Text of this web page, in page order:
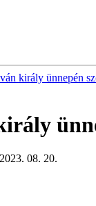
király ünnepén
08. 20.